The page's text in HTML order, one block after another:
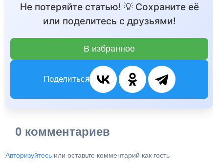
Не потеряйте статью! 💡 Сохраните её
или поделитесь с друзьями!
В избранное
Поделиться
0 комментариев
Авторизуйтесь или оставьте комментарий как гость